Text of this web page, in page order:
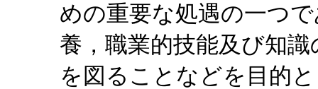
めの重要な処遇の一つ
養，職業的技能及び知
を図ることなどを目的